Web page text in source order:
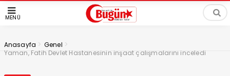
MENÜ
Anasayfa > Genel >
Yaman, Fatih Devlet Hastanesinin inşaat çalışmalarını inceledi